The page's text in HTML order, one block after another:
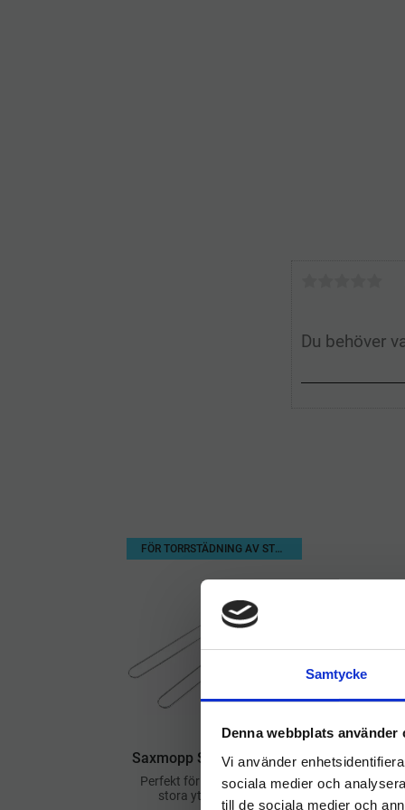
Samtycke
Denna webbplats använder
Vi använder
sociala medier och
till de sociala medier och
Saxmopp Stativ 2x100cm
Perfekt för torrstädning av
stora ytor Justerbar
FÖR TORRSTÄDNING AV STORA YTOR